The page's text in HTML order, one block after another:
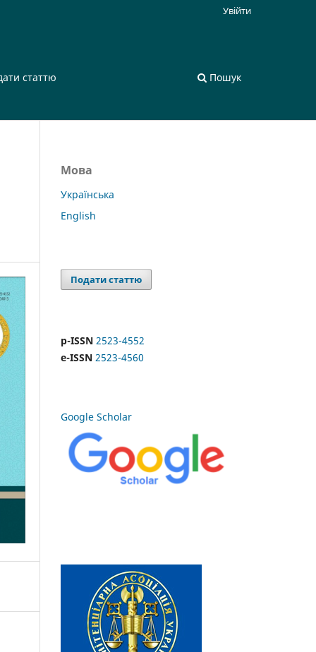
статтю Пошук
Увійти
Мова
Українська
English
Подати статтю
p-ISSN 2523-4552
e-ISSN 2523-4560
Google Scholar